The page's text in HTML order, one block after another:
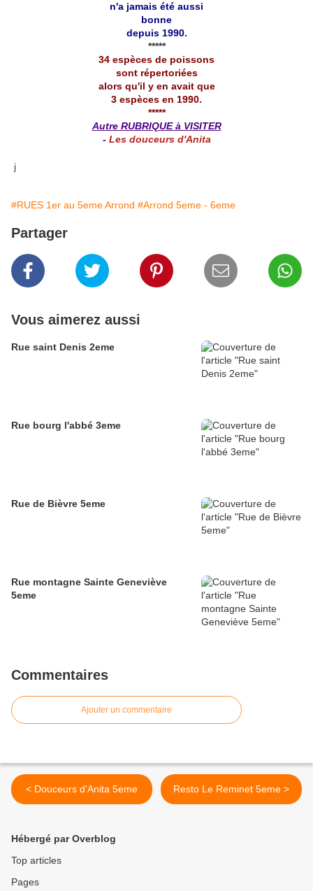
n'a jamais été aussi
bonne
depuis 1990.
*****
34 espèces de poissons
sont répertoriées
alors qu'il y en avait que
3 espèces en 1990.
*****
Autre RUBRIQUE à VISITER
- Les douceurs d'Anita
j
#RUES 1er au 5eme Arrond #Arrond 5eme - 6eme
Partager
Vous aimerez aussi
Rue saint Denis 2eme
Rue bourg l'abbé 3eme
Rue de Bièvre 5eme
Rue montagne Sainte Geneviève
5eme
Commentaires
Ajouter un commentaire
< Douceurs d'Anita 5eme Resto Le Reminet 5eme >
Hébergé par Overblog
Top articles
Pages